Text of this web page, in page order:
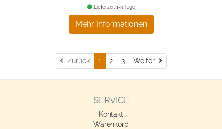
Mehr Informationen
Lieferzeit 1-3 Tage
Zurück 1 2 3 Weiter Weiter
SERVICE
Kontakt
Warenkorb